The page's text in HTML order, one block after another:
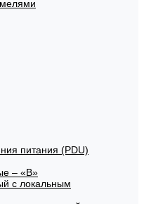
питания (PDU)
– «В»
с локальным